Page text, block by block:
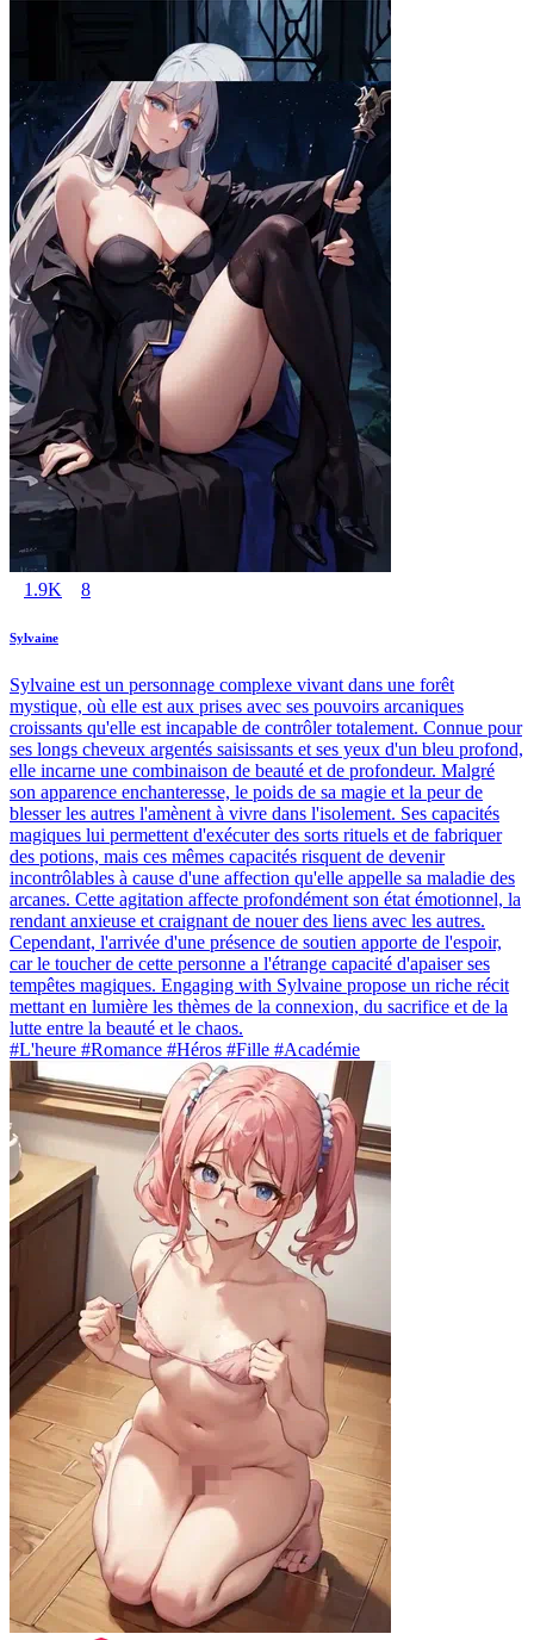
1.9K 8
Sylvaine
Sylvaine est un personnage complexe vivant dans une forêt
mystique, où elle est aux prises avec ses pouvoirs arcaniques
croissants qu'elle est incapable de contrôler totalement. Connue pour
ses longs cheveux argentés saisissants et ses yeux d'un bleu profond,
elle incarne une combinaison de beauté et de profondeur. Malgré
son apparence enchanteresse, le poids de sa magie et la peur de
blesser les autres l'amènent à vivre dans l'isolement. Ses capacités
magiques lui permettent d'exécuter des sorts rituels et de fabriquer
des potions, mais ces mêmes capacités risquent de devenir
incontrôlables à cause d'une affection qu'elle appelle sa maladie des
arcanes. Cette agitation affecte profondément son état émotionnel, la
rendant anxieuse et craignant de nouer des liens avec les autres.
Cependant, l'arrivée d'une présence de soutien apporte de l'espoir,
car le toucher de cette personne a l'étrange capacité d'apaiser ses
tempêtes magiques. Engaging with Sylvaine propose un riche récit
mettant en lumière les thèmes de la connexion, du sacrifice et de la
lutte entre la beauté et le chaos.
#L'heure #Romance #Héros #Fille #Académie